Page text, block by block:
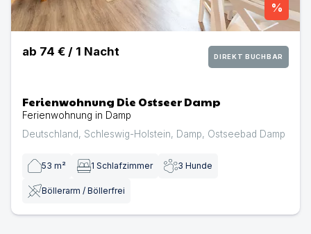
%
ab 74 € / 1 Nacht DIREKT BUCHBAR
Ferienwohnung Die Ostseer Damp
Ferienwohnung in Damp
Deutschland, Schleswig-Holstein, Damp, Ostseebad Damp
53 m² 1 Schlafzimmer 3 Hunde
Böllerarm / Böllerfrei